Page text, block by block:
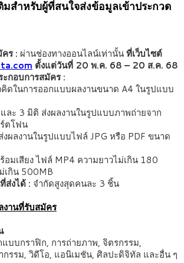
มสำหรับผู้ที่สนใจส่งข้อมูลเข้าประกวด
ร : ผ่านช่องทางออนไลน์เท่านั้นที่เว็บไซต์
ตั้งแต่วันที่ 20 พ.ค. 68 – 20 ส.ค. 68
ะกอบการสมัคร:
ดในการออกแบบผลงานขนาด A4 ในรูปแบบ
ละ 3 มิติ ส่งผลงานในรูปแบบภาพถ่ายจาก
ตโฟน
ผลงานในรูปแบบไฟล์ JPG หรือ PDF ขนาด
อมเสียง ไฟล์ MP4 ความยาวไม่เกิน 180
เกิน 500MB
ส่งได้ : จำกัดสูงสุดคนละ 3 ชิ้น
งานที่รับสมัคร
แบบกราฟิก, การถ่ายภาพ, จิตรกรรม,
กรรม, วิดีโอ, แอนิเมชัน, ศิลปะดิจิทัล และอื่น ๆ